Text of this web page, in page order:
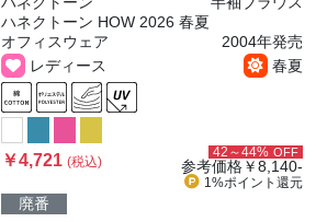
ハネクトーン HOW 2026 春夏
オフィスウェア
2004年発売
レディース
春夏
￥4,721(税込)
42～44% OFF
参考価格￥8,140-
1%ポイント 還元
廃番